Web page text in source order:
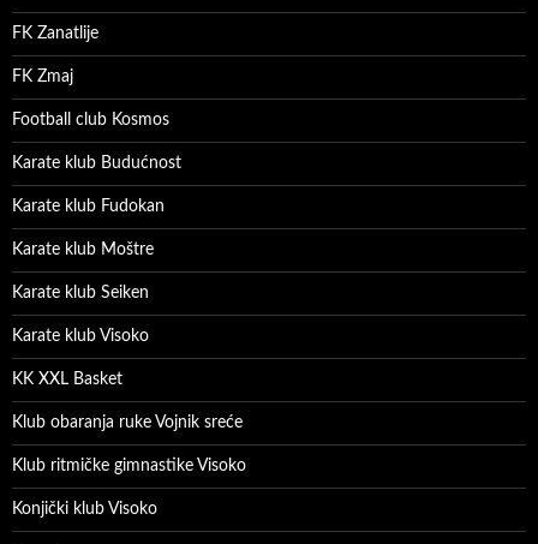
FK Zanatlije
FK Zmaj
Football club Kosmos
Karate klub Budućnost
Karate klub Fudokan
Karate klub Moštre
Karate klub Seiken
Karate klub Visoko
KK XXL Basket
Klub obaranja ruke Vojnik sreće
Klub ritmičke gimnastike Visoko
Konjički klub Visoko